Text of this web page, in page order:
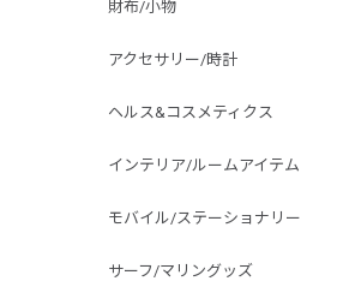
財布/小物
アクセサリー/時計
ヘルス&コスメティクス
インテリア/ルームアイテム
モバイル/ステーショナリー
サーフ/マリングッズ